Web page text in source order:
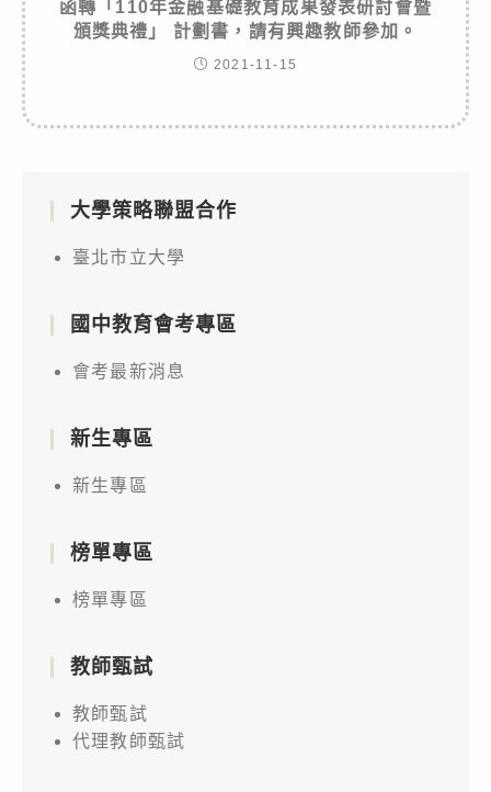
函轉「110年金融基礎教育成果發表研討會暨
頒獎典禮」 計劃書，請有興趣教師參加。
2021-11-15
大學策略聯盟合作
臺北市立大學
國中教育會考專區
會考最新消息
新生專區
新生專區
榜單專區
榜單專區
教師甄試
教師甄試
代理教師甄試